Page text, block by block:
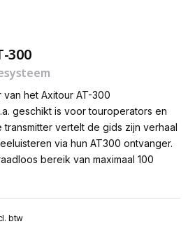
300
het Axitour AT-300
geschikt is voor touroperators en
vertelt de gids zijn verhaal
via hun AT300 ontvanger.
bereik van maximaal 100
btw